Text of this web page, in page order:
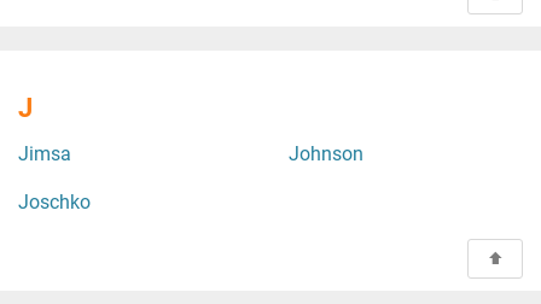
J
Jimsa Johnson
Joschko